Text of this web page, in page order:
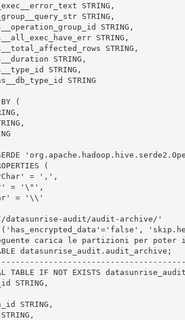
STRING,
STRING,
STRING,
STRING,
STRING,
STRING,
STRING,
STRING
(
(
= ',',
= '\"',
= '\\'
datasunrise-audit/audit-archive/'
('has_encrypted_data'='false',
carica le partizioni per
datasunrise_audit.audit_archive;
TABLE IF NOT EXISTS
STRING,
STRING,